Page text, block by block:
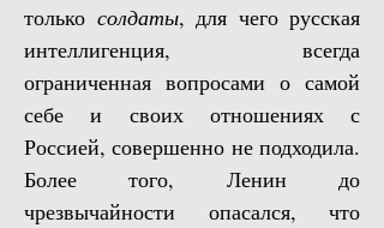
только солдаты, для чего русская
интеллигенция, всегда
ограниченная вопросами о самой
себе и своих отношениях с
Россией, совершенно не подходила.
Более того, Ленин до
чрезвычайности опасался, что